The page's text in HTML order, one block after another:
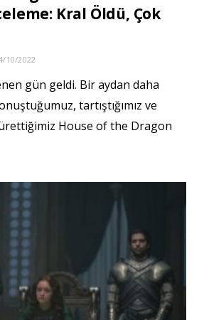
Kral Öldü, Çok
10/2022
gün geldi. Bir aydan daha
tartıştığımız ve
House of the Dragon